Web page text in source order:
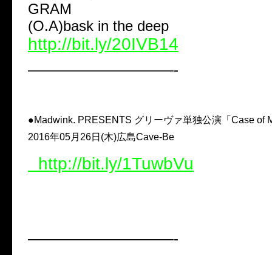
GRAM
(O.A)bask in the deep
http://bit.ly/20IVB14
——————————-
●Madwink. PRESENTS グリーヴァ単独公演「Case of
2016年05月26日(木)広島Cave-Be
http://bit.ly/1TuwbVu
——————————-